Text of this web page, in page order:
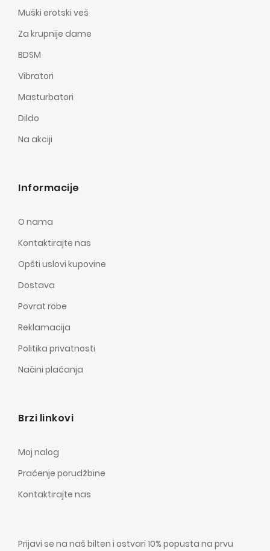
Muški erotski veš
Za krupnije dame
BDSM
Vibratori
Masturbatori
Dildo
Na akciji
Informacije
O nama
Kontaktirajte nas
Opšti uslovi kupovine
Dostava
Povrat robe
Reklamacija
Politika privatnosti
Načini plaćanja
Brzi linkovi
Moj nalog
Praćenje porudžbine
Kontaktirajte nas
Prijavi se na naš bilten i ostvari 10% popusta na prvu